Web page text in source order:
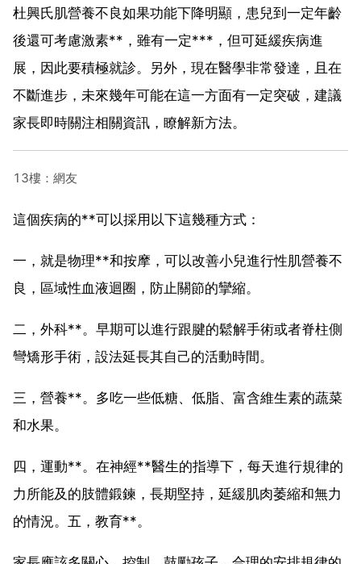
杜興氏肌營養不良如果功能下降明顯，患兒到一定年齡
後還可考慮激素**，雖有一定***，但可延緩疾病進
展，因此要積極就診。另外，現在醫學非常發達，且在
不斷進步，未來幾年可能在這一方面有一定突破，建議
家長即時關注相關資訊，瞭解新方法。
13樓：網友
這個疾病的**可以採用以下這幾種方式：
一，就是物理**和按摩，可以改善小兒進行性肌營養不
良，區域性血液迴圈，防止關節的攣縮。
二，外科**。早期可以進行跟腱的鬆解手術或者脊柱側
彎矯形手術，設法延長其自己的活動時間。
三，營養**。多吃一些低糖、低脂、富含維生素的蔬菜
和水果。
四，運動**。在神經**醫生的指導下，每天進行規律的
力所能及的肢體鍛鍊，長期堅持，延緩肌肉萎縮和無力
的情況。五，教育**。